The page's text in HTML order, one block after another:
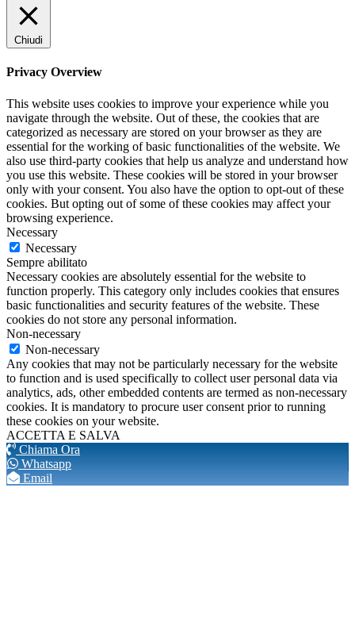
Chiudi
Privacy Overview
This website uses cookies to improve your experience while you
navigate through the website. Out of these, the cookies that are
categorized as necessary are stored on your browser as they are
essential for the working of basic functionalities of the website. We
also use third-party cookies that help us analyze and understand how
you use this website. These cookies will be stored in your browser
only with your consent. You also have the option to opt-out of these
cookies. But opting out of some of these cookies may affect your
browsing experience.
Necessary
Necessary
Sempre abilitato
Necessary cookies are absolutely essential for the website to
function properly. This category only includes cookies that ensures
basic functionalities and security features of the website. These
cookies do not store any personal information.
Non-necessary
Non-necessary
Any cookies that may not be particularly necessary for the website
to function and is used specifically to collect user personal data via
analytics, ads, other embedded contents are termed as non-necessary
cookies. It is mandatory to procure user consent prior to running
these cookies on your website.
ACCETTA E SALVA
Chiama Ora
Whatsapp
Email